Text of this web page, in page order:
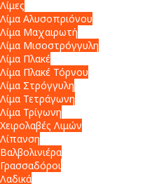
Λίμες
Λίμα Αλυσοπριόνου
Λίμα Μαχαιρωτή
Λίμα Μισοστρόγγυλη
Λίμα Πλακέ
Λίμα Πλακέ Τόρνου
Λίμα Στρόγγυλη
Λίμα Τετράγωνη
Λίμα Τρίγωνη
Χειρολαβές Λιμών
Λίπανση
Βαλβολινιέρα
Γρασσαδόροι
Λαδικά